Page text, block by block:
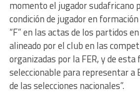
momento el jugador sudafricano
condición de jugador en
“F” en las actas de los partidos
alineado por el club en las
organizadas por la FER, y de
seleccionable para representar a
de las selecciones nacionales”.